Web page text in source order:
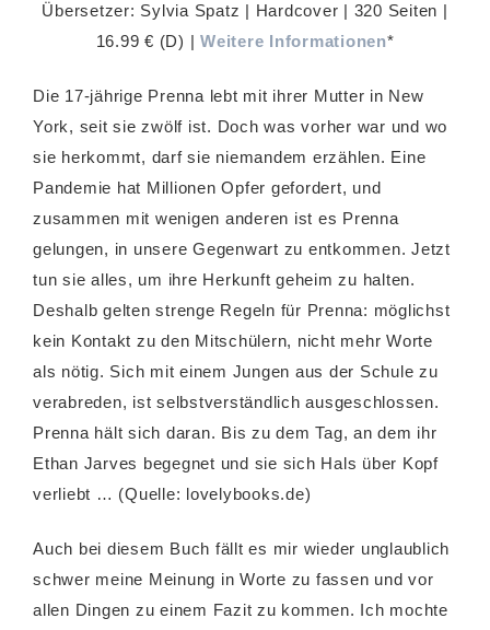
Übersetzer: Sylvia Spatz | Hardcover | 320 Seiten |
16.99 € (D) | Weitere Informationen*
Die 17-jährige Prenna lebt mit ihrer Mutter in New
York, seit sie zwölf ist. Doch was vorher war und wo
sie herkommt, darf sie niemandem erzählen. Eine
Pandemie hat Millionen Opfer gefordert, und
zusammen mit wenigen anderen ist es Prenna
gelungen, in unsere Gegenwart zu entkommen. Jetzt
tun sie alles, um ihre Herkunft geheim zu halten.
Deshalb gelten strenge Regeln für Prenna: möglichst
kein Kontakt zu den Mitschülern, nicht mehr Worte
als nötig. Sich mit einem Jungen aus der Schule zu
verabreden, ist selbstverständlich ausgeschlossen.
Prenna hält sich daran. Bis zu dem Tag, an dem ihr
Ethan Jarves begegnet und sie sich Hals über Kopf
verliebt … (Quelle: lovelybooks.de)
Auch bei diesem Buch fällt es mir wieder unglaublich
schwer meine Meinung in Worte zu fassen und vor
allen Dingen zu einem Fazit zu kommen. Ich mochte